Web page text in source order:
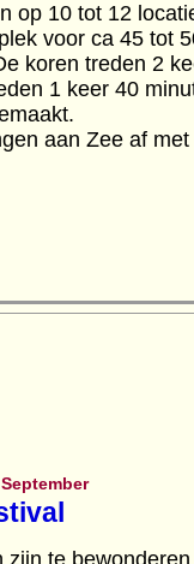
op 10 tot 12
voor ca 45 tot
koren treden 2
1 keer 40
aan Zee af
te